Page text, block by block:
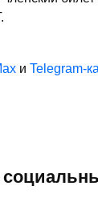
и Telegram-